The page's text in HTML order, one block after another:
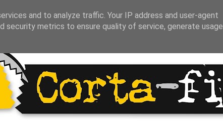
and to analyze traffic. Your IP address and user-agent
security metrics to ensure quality of service, generate usage